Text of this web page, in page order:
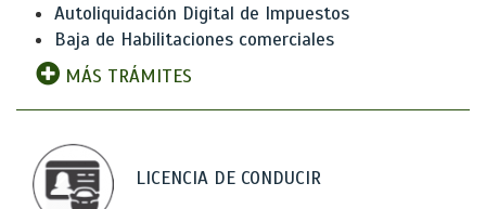
Autoliquidación Digital de Impuestos
Baja de Habilitaciones comerciales
MÁS TRÁMITES
LICENCIA DE CONDUCIR